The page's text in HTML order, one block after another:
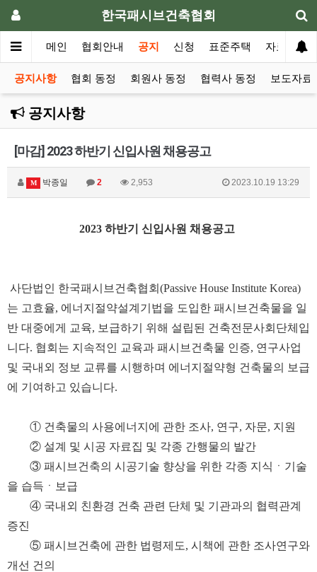
한국패시브건축협회
메인 협회안내 공지 신청 표준주택 자료실
공지사항 협회 동정 회원사 동정 협력사 동정 보도자료
공지사항
[마감] 2023 하반기 신입사원 채용공고
M 박종일 2 2,953 2023.10.19 13:29
2023 하반기 신입사원 채용공고
사단법인 한국패시브건축협회 (Passive House Institute Korea)
는 고효율, 에너지절약설계기법을 도입한 패시브건축물을 일
반 대중에게 교육, 보급하기 위해 설립된 건축전문사회단체입
니다. 협회는 지속적인 교육과 패시브건축물 인증, 연구사업
및 국내외 정보 교류를 시행하며 에너지절약형 건축물의 보급
에 기여하고 있습니다.
① 건축물의 사용에너지에 관한 조사, 연구, 자문, 지원
② 설계 및 시공 자료집 및 각종 간행물의 발간
③ 패시브건축의 시공기술 향상을 위한 각종 지식ㆍ기술
을 습득ㆍ보급
④ 국내외 친환경 건축 관련 단체 및 기관과의 협력관계
증진
⑤ 패시브건축에 관한 법령제도, 시책에 관한 조사연구와
개선 건의